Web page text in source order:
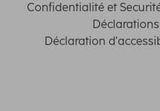
Confidentialité et
Déclaration